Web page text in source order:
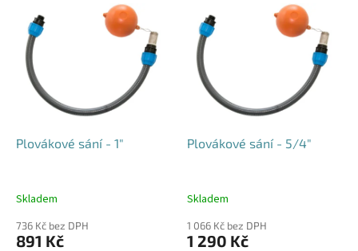
Plovákové sání - 1"
Skladem
736 Kč bez DPH
891 Kč
Plovákové sání - 5/4"
Skladem
1 066 Kč bez DPH
1 290 Kč